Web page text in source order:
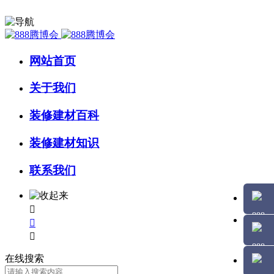
网站首页
关于我们
装修建材百科
装修建材知识
联系我们



在线搜索